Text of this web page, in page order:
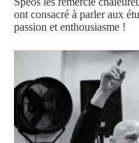
ont consacré à parler aux
passion et enthousiasme !